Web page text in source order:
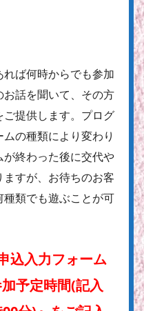
ば何時からでも参加
話を聞いて、その方
提供します。プログ
の種類により変わり
終わった後に交代や
すが、お待ちのお客
類でも遊ぶことが可
込入力フォーム
予定時間(記入